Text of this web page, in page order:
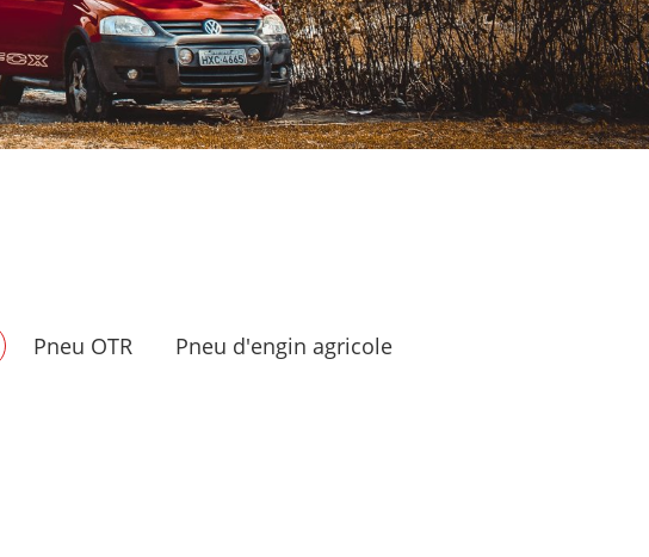
Pneu OTR
Pneu d'engin agricole